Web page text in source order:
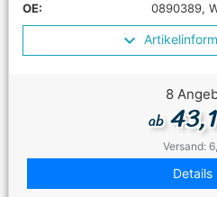
OE:
0890389,
8
ab
Versand:
Details